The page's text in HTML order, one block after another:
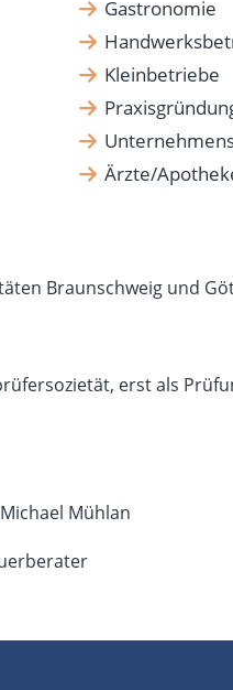
Gastronomie
Kleinbetriebe
Ärzte/
Braunschweig und
erst als
Mühlan